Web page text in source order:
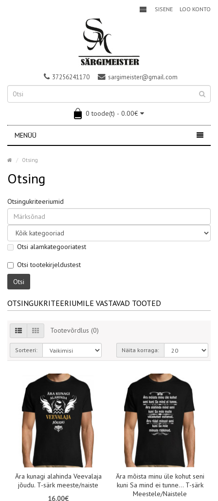
SISENE LOO KONTO
37256241170 sargimeister@gmail.com
0 toode(t) - 0.00€
MENÜÜ
Otsing
Otsing
Otsingukriteeriumid
Otsi alamkategooriatest
Otsi tootekirjeldustest
OTSINGUKRITEERIUMILE VASTAVAD TOOTED
Tootevõrdlus (0)
Sorteeri: Näita korraga:
Ära kunagi alahinda Veevalaja
jõudu. T-särk meeste/naiste
16.00€
Ära mõista minu üle kohut seni
kuni Sa mind ei tunne... T-särk
Meestele/Naistele